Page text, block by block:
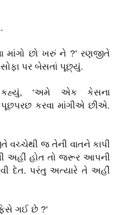
માંગો છો ખરું ને ?’ રણજીતે
પર બેસતાં પૂછ્યું.
કહ્યું, ‘અમે એક કેસના
કરવા માંગીએ છીએ.
વચ્ચેથી જ તેની વાતને કાપી
અહીં હોત તો જરૂર આપની
દેત. પરંતુ અત્યારે તે અહીં
ગઈ છે ?’